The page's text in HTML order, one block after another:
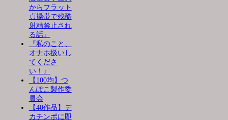
からフラット
貞操帯で残酷
射精禁止され
る話』
『私のこと、
オナホ扱いし
てくださ
い！』
【100均】つ
んぽこ製作委
員会
【40作品】デ
カチンポに即